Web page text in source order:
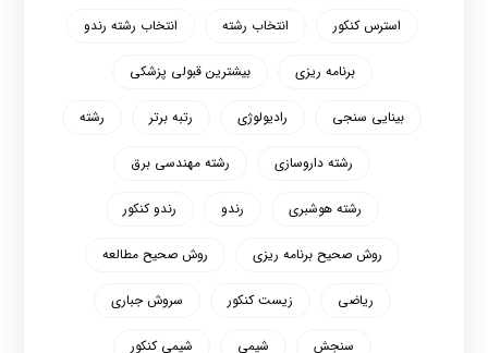
استرس کنکور انتخاب رشته انتخاب رشته رندو
برنامه ریزی بیشترین قبولی پزشکی
بینایی سنجی رادیولوژی رتبه برتر رشته
رشته داروسازی رشته مهندسی برق
رشته هوشبری رندو رندو کنکور
روش صحیح برنامه ریزی روش صحیح مطالعه
ریاضی زیست کنکور سروش جباری
سنجش شیمی شیمی کنکور